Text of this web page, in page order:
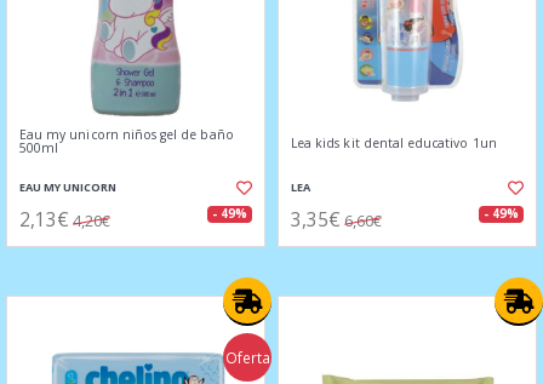
Eau my unicorn niños gel de baño
500ml
EAU MY UNICORN
2,13€ 4,20€ - 49%
Lea kids kit dental educativo 1un
LEA
3,35€ 6,60€ - 49%
Oferta